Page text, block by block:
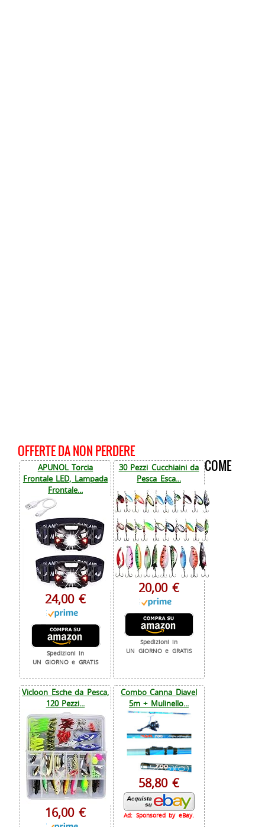
OFFERTE DA NON PERDERE
APUNOL Torcia
Frontale LED, Lampada
Frontale...
24,00 €
Spedizioni in
UN GIORNO e GRATIS
30 Pezzi Cucchiaini da
Pesca Esca...
20,00 €
Spedizioni in
UN GIORNO e GRATIS
Vicloon Esche da Pesca,
120 Pezzi...
16,00 €
Combo Canna Diavel
5m + Mulinello...
58,80 €
Ad: Sponsored by eBay.
COME